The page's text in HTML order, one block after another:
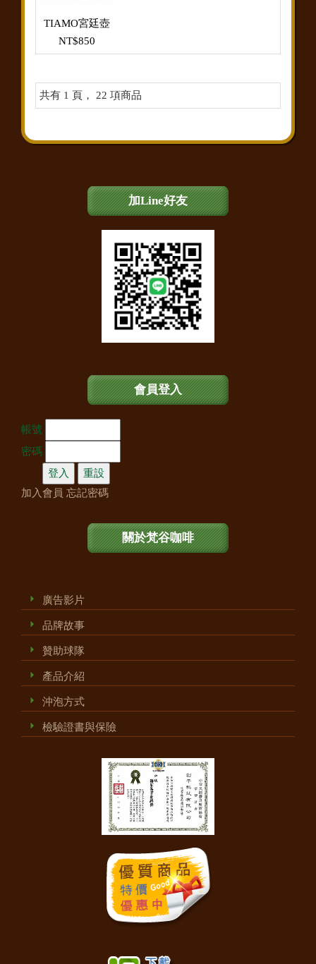
加Line好友
會員登入
帳號
密碼
加入會員 忘記密碼
關於梵谷咖啡
廣告影片
品牌故事
贊助球隊
產品介紹
沖泡方式
檢驗證書與保險
TIAMO宮廷壺
NT$850
共有 1 頁， 22 項商品